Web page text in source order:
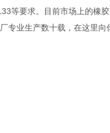
等要求。目前市场上的橡
专业生产数十载，在这里